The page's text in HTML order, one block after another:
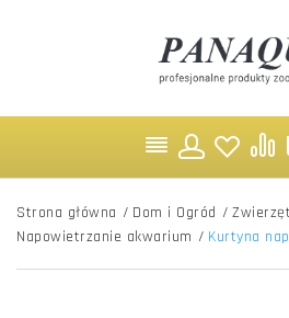
Strona główna / Dom i Ogród /
Napowietrzanie akwarium / Kurtyna